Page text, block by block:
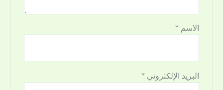
الاسم*
البريد الإلكتروني*